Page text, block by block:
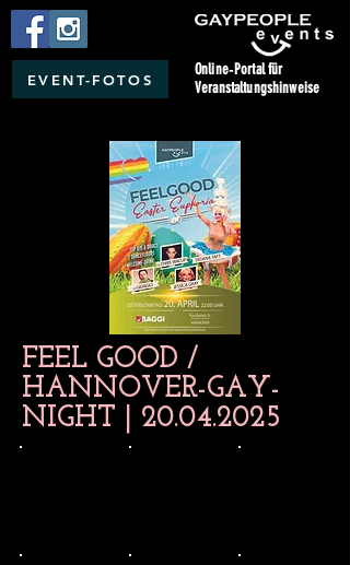
EVENT-FOTOS
Online‑Portal für
Veranstaltungshinweise
FEEL GOOD /
HANNOVER-GAY-
NIGHT | 20.04.2025